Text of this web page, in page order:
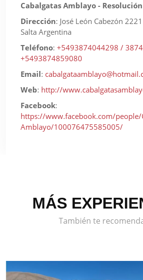
Cabalgatas Amblayo -
Dirección: José León Cabezón
Salta Argentina
Teléfono: +5493874044298 /
+5493874859080
Email:
Web: http://
Facebook:
https://www.facebook.com/people/
Amblayo/100076475585005/
MÁS
También te